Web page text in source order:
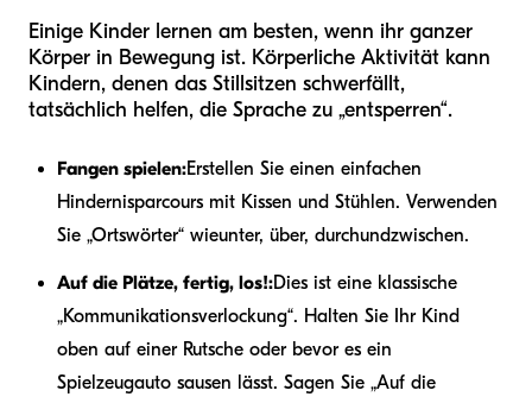
Einige Kinder lernen am besten, wenn ihr ganzer
Körper in Bewegung ist. Körperliche Aktivität kann
Kindern, denen das Stillsitzen schwerfällt,
tatsächlich helfen, die Sprache zu „entsperren“.
Fangen spielen:Erstellen Sie einen einfachen
Hindernisparcours mit Kissen und Stühlen. Verwenden
Sie „Ortswörter“ wieunter, über, durchundzwischen.
Auf die Plätze, fertig, los!:Dies ist eine klassische
„Kommunikationsverlockung“. Halten Sie Ihr Kind
oben auf einer Rutsche oder bevor es ein
Spielzeugauto sausen lässt. Sagen Sie „Auf die